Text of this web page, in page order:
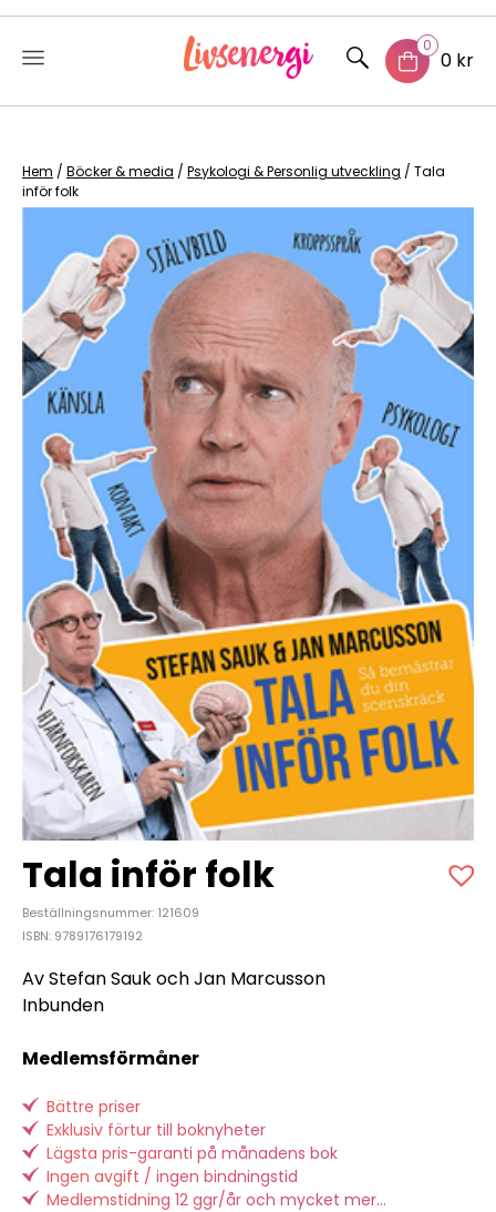
content
0
0 kr
Hem / Böcker & media / Psykologi & Personlig utveckling / Tala
inför folk
Tala inför folk
Beställningsnummer: 121609
ISBN: 9789176179192
Av Stefan Sauk och Jan Marcusson
Inbunden
Medlemsförmåner
Bättre priser
Exklusiv förtur till boknyheter
Lägsta pris-garanti på månadens bok
Ingen avgift / ingen bindningstid
Medlemstidning 12 ggr/år och mycket mer...